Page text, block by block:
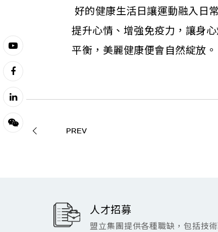
好的健康生活日讓運動融入日
提升心情、增強免疫力，讓身
平衡，美麗健康便會自然綻放。
PREV
人才招募
盟立集團提供各種職缺，包括技